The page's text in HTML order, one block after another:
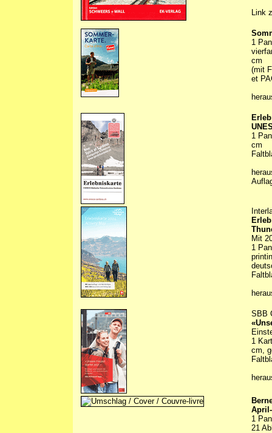
Link
1
cm
(mit
et
1
cm
Mit
1
SBB
1
cm,
1
21